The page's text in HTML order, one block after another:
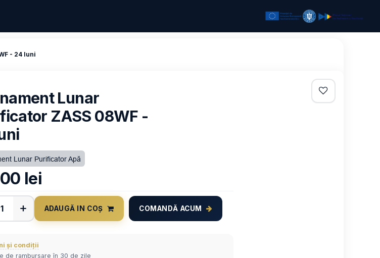
- 24 luni
Lunar
ZASS 08WF -
Lunar Purificator Apă
lei
ADAUGĂ IN COȘ COMANDĂ ACUM
și condiții
de rambursare în 30 de zile